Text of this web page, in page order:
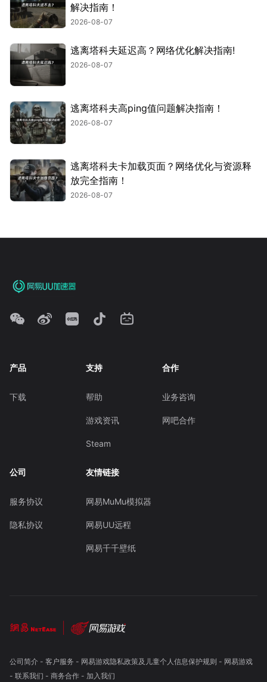
解决指南！
2026-08-07
逃离塔科夫延迟高？网络优化解决指南!
2026-08-07
逃离塔科夫高ping值问题解决指南！
2026-08-07
逃离塔科夫卡加载页面？网络优化与资源释
放完全指南！
2026-08-07
产品
下载
支持
帮助
游戏资讯
Steam
合作
业务咨询
网吧合作
公司
服务协议
隐私协议
友情链接
网易MuMu模拟器
网易UU远程
网易千千壁纸
公司简介- 客户服务 - 网易游戏隐私政策及儿童个人信息保护规则 - 网易游戏
- 联系我们 - 商务合作- 加入我们